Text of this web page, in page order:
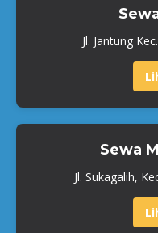
Jl. Jantung
Sewa
Jl. Sukagalih,